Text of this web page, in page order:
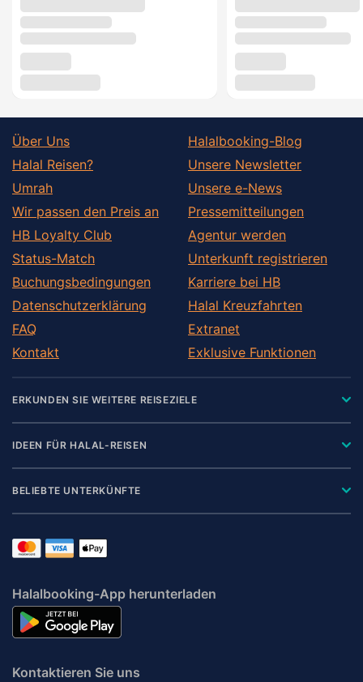
Über Uns
Halal Reisen?
Umrah
Wir passen den Preis an
HB Loyalty Club
Status-Match
Buchungsbedingungen
Datenschutzerklärung
FAQ
Kontakt
Halalbooking-Blog
Unsere Newsletter
Unsere e-News
Pressemitteilungen
Agentur werden
Unterkunft registrieren
Karriere bei HB
Halal Kreuzfahrten
Extranet
Exklusive Funktionen
ERKUNDEN SIE WEITERE REISEZIELE
IDEEN FÜR HALAL-REISEN
BELIEBTE UNTERKÜNFTE
Halalbooking-App herunterladen
Kontaktieren Sie uns